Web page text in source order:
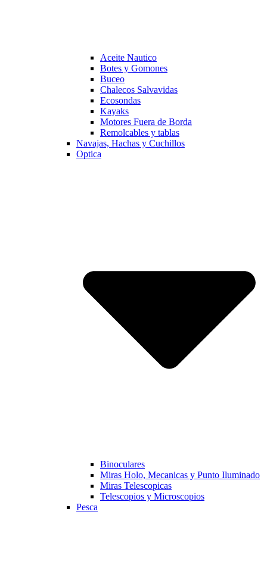
Aceite Nautico
Botes y Gomones
Buceo
Chalecos Salvavidas
Ecosondas
Kayaks
Motores Fuera de Borda
Remolcables y tablas
Navajas, Hachas y Cuchillos
Optica
Binoculares
Miras Holo, Mecanicas y Punto Iluminado
Miras Telescopicas
Telescopios y Microscopios
Pesca